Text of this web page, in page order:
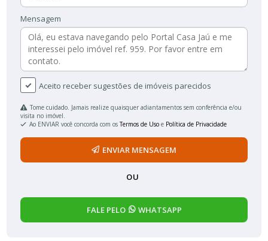
Mensagem
Aceito receber sugestões de imóveis parecidos
Tome cuidado. Jamais realize quaisquer adiantamentos sem conferência e/ou
visita no imóvel.
Ao ENVIAR você concorda com osTermos de Uso e Política de Privacidade
ENVIAR MENSAGEM
OU
FALE PELO WHATSAPP